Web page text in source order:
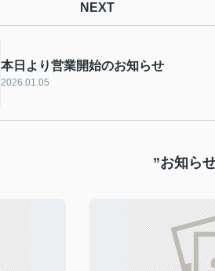
NEXT
本日より営業開始のお知らせ
2026.01.05
”お知ら